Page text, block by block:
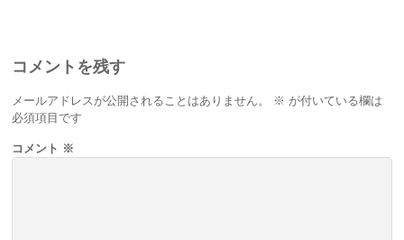
コメントを残す
メールアドレスが公開されることはありません。 ※ が付いている欄は
必須項目です
コメント ※